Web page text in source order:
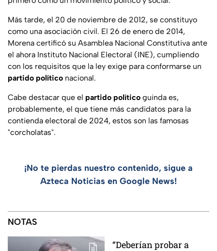
Más tarde, el 20 de noviembre de 2012, se constituyo
como una asociación civil. El 26 de enero de 2014,
Morena certificó su Asamblea Nacional Constitutiva ante
el ahora Instituto Nacional Electoral (INE), cumpliendo
con los requisitos que la ley exige para conformarse un
partido político nacional.
Cabe destacar que el partido político guinda es,
probablemente, el que tiene más candidatos para la
contienda electoral de 2024, estos son las famosas
"corcholatas".
¡No te pierdas nuestro contenido, sigue a
Azteca Noticias en Google News!
NOTAS
“Deberían probar a